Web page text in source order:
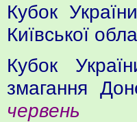
Кубок
Київської
Кубок
змагання
червень